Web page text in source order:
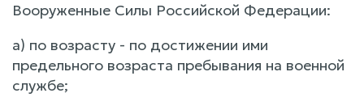
Вооруженные Силы Российской Федерации:
а) по возрасту - по достижении ими
предельного возраста пребывания на военной
службе;